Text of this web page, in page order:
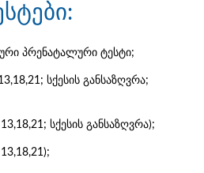
პრენატალური ტესტი;
სქესის განსაზღვრა;
სქესის განსაზღვრა);